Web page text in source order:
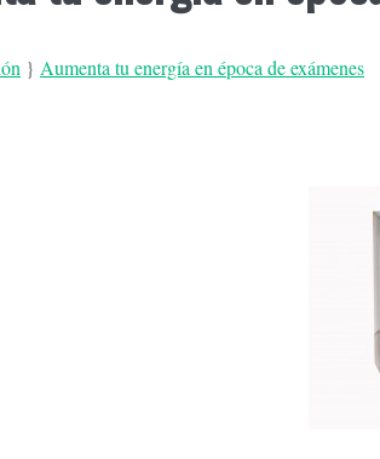
} Aumenta tu energía en época de exámenes